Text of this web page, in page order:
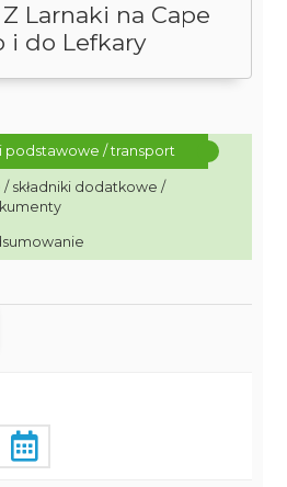
Larnaki na Cape
i do Lefkary
podstawowe / transport
składniki dodatkowe /